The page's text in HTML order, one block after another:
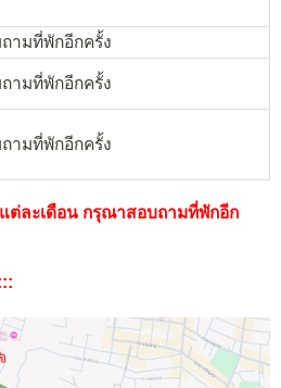
ามที่พักอีกครั้ง
ามที่พักอีกครั้ง
ามที่พักอีกครั้ง
ต่ละเดือน กรุณาสอบถามที่พักอีก